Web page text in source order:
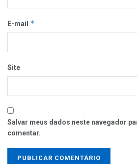
E-mail *
Site
Salvar meus dados neste navegador
comentar.